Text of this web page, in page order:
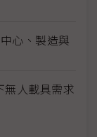
心、製造與
人載具需求